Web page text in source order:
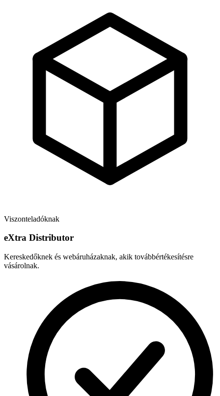
Viszonteladóknak
eXtra Distributor
Kereskedőknek és webáruházaknak, akik továbbértékesítésre
vásárolnak.